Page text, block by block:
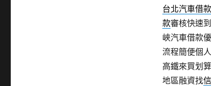
台北汽車借款
款審核快速
峽汽車借款
流程簡便個
高鐵來買划
地區融資找